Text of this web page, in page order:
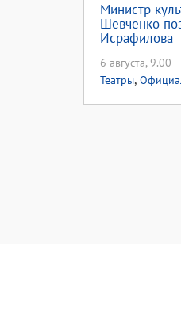
Министр
Шевченко
Исрафилова
6 августа, 9.00
Театры,